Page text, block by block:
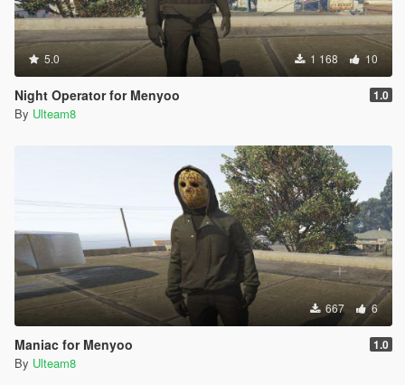
5.0 1 168 10
Night Operator for Menyoo 1.0
By Ulteam8
667 6
Maniac for Menyoo 1.0
By Ulteam8